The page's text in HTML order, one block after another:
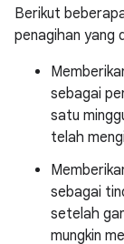
Berikut
penagihan yang
sebagai
satu
telah
sebagai
setelah
mungkin